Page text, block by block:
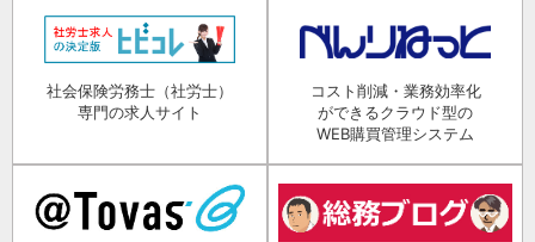
社会保険労務士（社労士）
専門の求人サイト
コスト削減・業務効率化
ができるクラウド型の
WEB購買管理システム